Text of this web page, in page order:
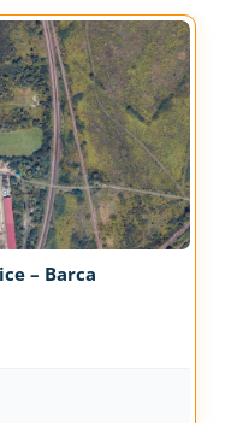
– Barca